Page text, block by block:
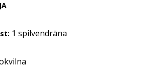
1 spilvendrāna